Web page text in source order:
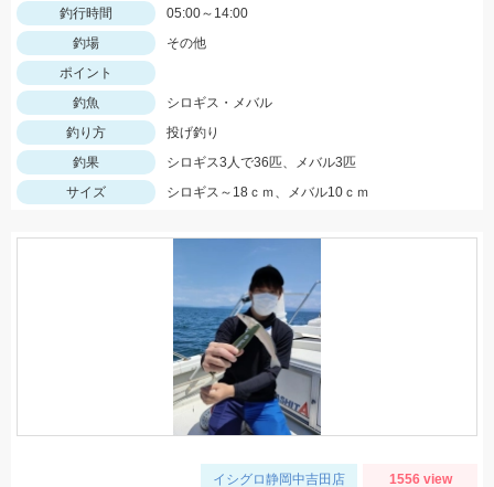
釣行時間
05:00～14:00
釣場
その他
ポイント
釣魚
シロギス・メバル
釣り方
投げ釣り
釣果
シロギス3人で36匹、メバル3匹
サイズ
シロギス～18ｃｍ、メバル10ｃｍ
イシグロ静岡中吉田店 1556 view